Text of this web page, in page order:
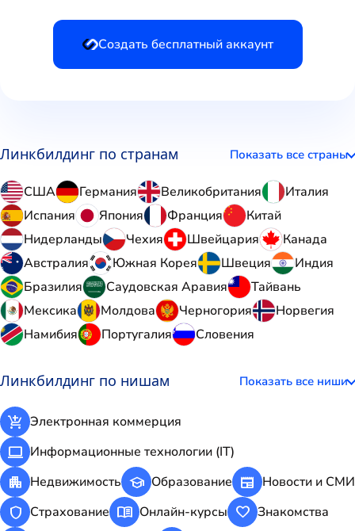
Создать бесплатный аккаунт
Линкбилдинг по странам Показать все страны
США Германия Великобритания
Италия
Испания
Япония Франция
Китай
Нидерланды
Чехия Швейцария
Канада
Австралия
Южная Корея Швеция
Индия
Бразилия
Саудовская Аравия
Тайвань
Мексика
Молдова Черногория
Норвегия
Намибия
Португалия Словения
Линкбилдинг по нишам Показать все ниши
add_shopping_cart Электронная коммерция
computer Информационные технологии (IT)
apartment Недвижимость school Образование newspaper Новости и СМИ
shield Страхование menu_book Онлайн-курсы favorite Знакомства